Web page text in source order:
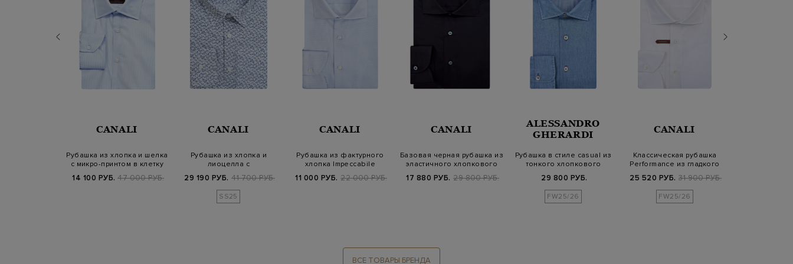
CANALI
Рубашка из хлопка и шелка
с микро-принтом в клетку
14 100 РУБ. 47 000 РУБ.
CANALI
Рубашка из хлопка и
лиоцелла с
29 190 РУБ. 41 700 РУБ.
SS25
CANALI
Рубашка из фактурного
хлопка Impeccabile
11 000 РУБ. 22 000 РУБ.
CANALI
Базовая черная рубашка из
эластичного хлопкового
17 880 РУБ. 29 800 РУБ.
ALESSANDRO
GHERARDI
Рубашка в стиле casual из
тонкого хлопкового
29 800 РУБ.
FW25/26
CANALI
Классическая рубашка
Performance из гладкого
25 520 РУБ. 31 900 РУБ.
FW25/26
ВСЕ ТОВАРЫ БРЕНДА